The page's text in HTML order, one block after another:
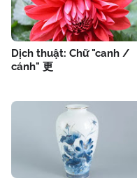
Dịch thuật: Chữ "canh /
cánh" 更